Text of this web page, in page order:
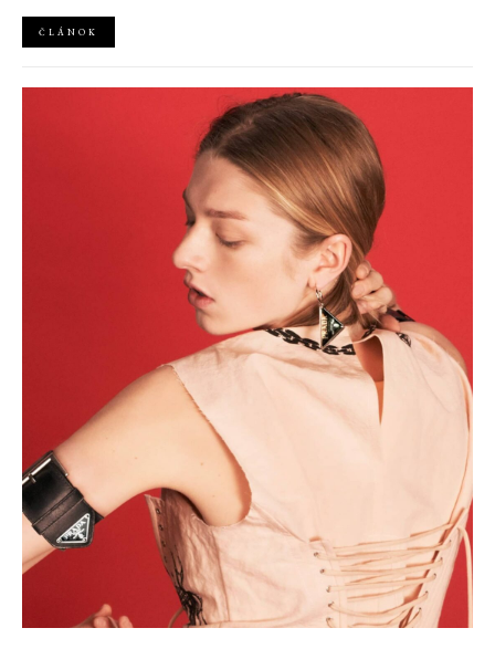
značky Moschino.
ČLÁNOK